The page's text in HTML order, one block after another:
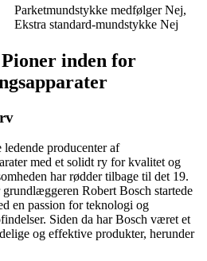
Parketmundstykke medfølger Nej,
Ekstra standard-mundstykke Nej
inden for
ledende producenter af
med et solidt ry for kvalitet og
har rødder tilbage til det 19.
Robert Bosch startede
en passion for teknologi og
Siden da har Bosch været et
og effektive produkter, herunder